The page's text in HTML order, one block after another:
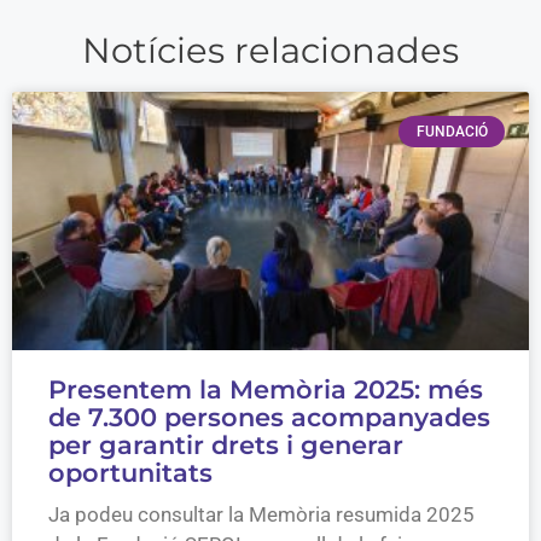
Notícies relacionades
FUNDACIÓ
Presentem la Memòria 2025: més
de 7.300 persones acompanyades
per garantir drets i generar
oportunitats
Ja podeu consultar la Memòria resumida 2025